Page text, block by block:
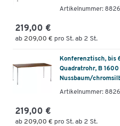
Artikelnummer:
219,00 €
ab 209,00 € pro St. ab 2 St.
Konferenztisch, bis
Quadratrohr, B
Nussbaum/
Artikelnummer:
219,00 €
ab 209,00 € pro St. ab 2 St.